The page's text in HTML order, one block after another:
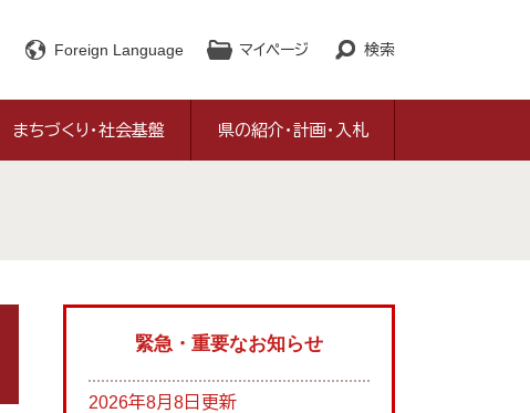
Foreign Language マイページ 検索
まちづくり・社会基盤 県の紹介・計画・入札
緊急・重要なお知らせ
2026年8月8日更新